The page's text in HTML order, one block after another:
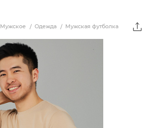
Мужское Одежда Мужская футболка